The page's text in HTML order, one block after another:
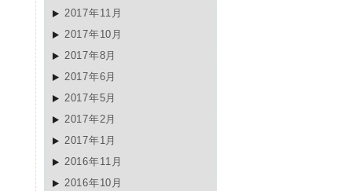
2017年11月
2017年10月
2017年8月
2017年6月
2017年5月
2017年2月
2017年1月
2016年11月
2016年10月